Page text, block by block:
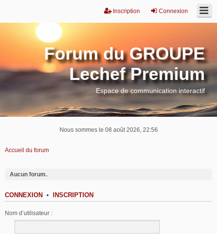
Connexion
Inscription
Forum du GROUPE
Lechef Premium
Espace de communication interactif
Nous sommes le 08 août 2026, 22:56
Accueil du forum
Aucun forum.
CONNEXION • INSCRIPTION
Nom d’utilisateur :